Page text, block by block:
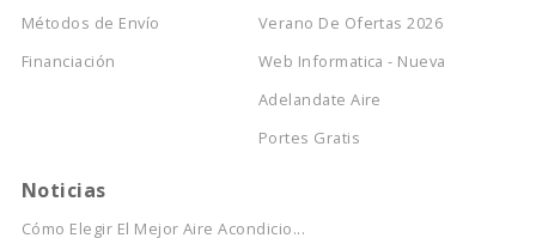
Métodos de Envío
Financiación
Verano De Ofertas 2026
Web Informatica - Nueva
Adelandate Aire
Portes Gratis
Noticias
Cómo Elegir El Mejor Aire Acondicio...